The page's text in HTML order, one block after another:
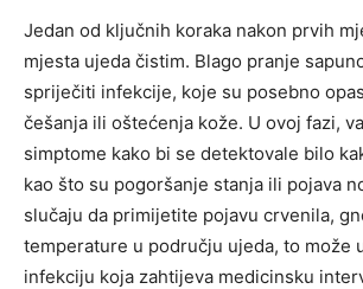
Jedan od ključnih koraka nakon prvih
mjesta ujeda čistim. Blago pranje
spriječiti infekcije, koje su posebno
češanja ili oštećenja kože. U ovoj fazi,
simptome kako bi se detektovale bilo
kao što su pogoršanje stanja ili pojava
slučaju da primijetite pojavu crvenila,
temperature u području ujeda, to može
infekciju koja zahtijeva medicinsku